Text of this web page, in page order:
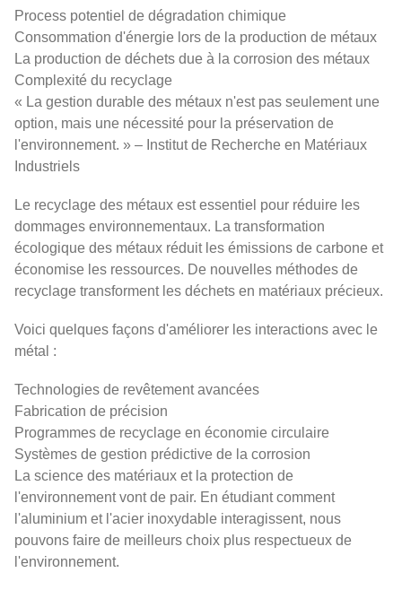
Process potentiel de dégradation chimique
Consommation d'énergie lors de la production de métaux
La production de déchets due à la corrosion des métaux
Complexité du recyclage
« La gestion durable des métaux n'est pas seulement une
option, mais une nécessité pour la préservation de
l'environnement. » – Institut de Recherche en Matériaux
Industriels
Le recyclage des métaux est essentiel pour réduire les
dommages environnementaux. La transformation
écologique des métaux réduit les émissions de carbone et
économise les ressources. De nouvelles méthodes de
recyclage transforment les déchets en matériaux précieux.
Voici quelques façons d'améliorer les interactions avec le
métal :
Technologies de revêtement avancées
Fabrication de précision
Programmes de recyclage en économie circulaire
Systèmes de gestion prédictive de la corrosion
La science des matériaux et la protection de
l'environnement vont de pair. En étudiant comment
l'aluminium et l'acier inoxydable interagissent, nous
pouvons faire de meilleurs choix plus respectueux de
l'environnement.